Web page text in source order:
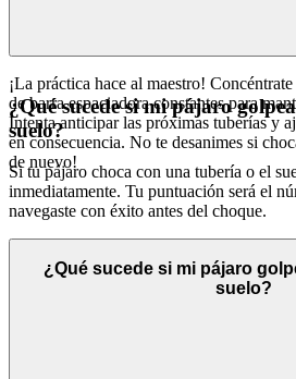
¡La práctica hace al maestro!
de barra espaciadora constantes para
Intenta anticipar las próximas tuberías y
en consecuencia. No te desanimes si
de nuevo!
¿Qué sucede si mi pájaro
suelo?
Si tu pájaro choca con una tubería o el
inmediatamente. Tu puntuación será el
navegaste con éxito antes del choque.
¿Qué sucede si mi pájaro
suelo?